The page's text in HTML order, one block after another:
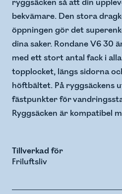
ryggsäcken så att din
bekvämare. Den stora
öppningen gör det
dina saker. Rondane V6 30
med ett stort antal fack i
topplocket, längs sidorna
höftbältet. På ryggsäckens
fästpunkter för
Ryggsäcken är kompatibel
Tillverkad för
Friluftsliv